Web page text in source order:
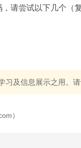
请尝试以下几个（
习及信息展示之用。
）